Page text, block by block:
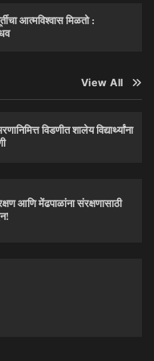
आत्मविश्‍वास मिळतो :
View All
विडणीत शालेय विद्यार्थ्यांना
आणि मेंढपाळांना संरक्षणासाठी